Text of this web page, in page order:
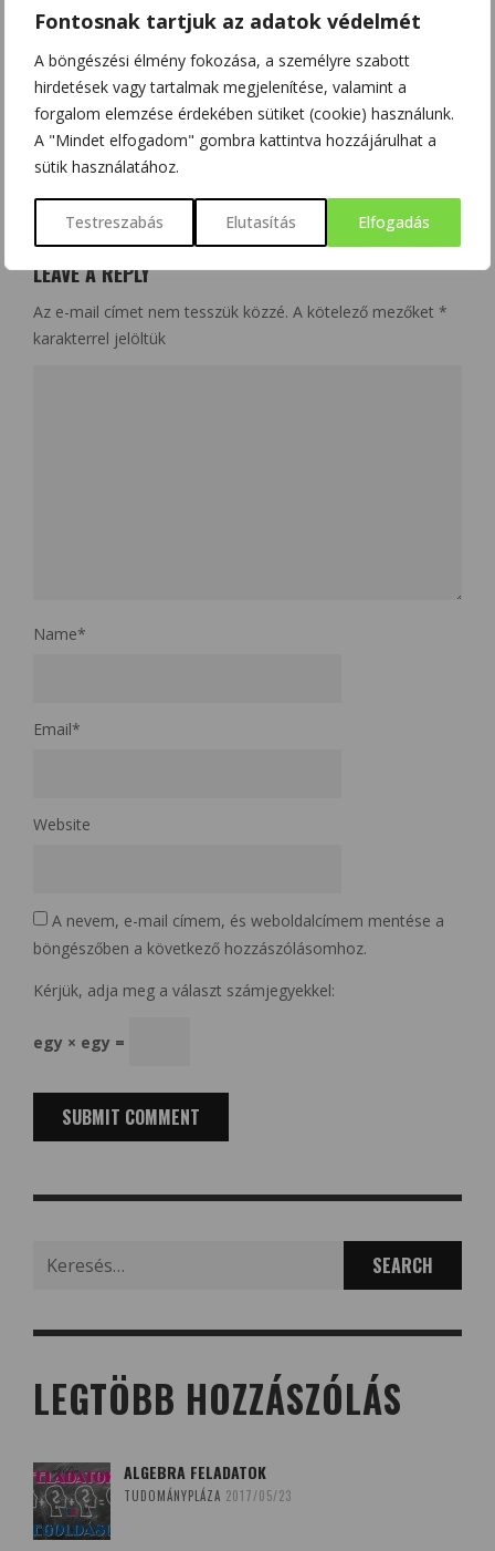
Fontosnak tartjuk az adatok védelmét
A böngészési élmény fokozása, a személyre szabott
hirdetések vagy tartalmak megjelenítése, valamint a
forgalom elemzése érdekében sütiket (cookie) használunk.
A "Mindet elfogadom" gombra kattintva hozzájárulhat a
sütik használatához.
Testreszabás Elutasítás Elfogadás
NO COMMENT
LEAVE A REPLY
Az e-mail címet nem tesszük közzé. A kötelező mezőket *
karakterrel jelöltük
Name*
Email*
Website
A nevem, e-mail címem, és weboldalcímem mentése a
böngészőben a következő hozzászólásomhoz.
Kérjük, adja meg a választ számjegyekkel:
egy × egy =
for:
LEGTÖBB HOZZÁSZÓLÁS
ALGEBRA FELADATOK
TUDOMÁNYPLÁZA 2017/05/23